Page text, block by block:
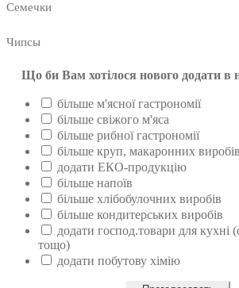
Семечки
Чипсы
Що би Вам хотілося нового додати в
більше м'ясної гастрономії
більше свіжого м'яса
більше рибної гастрономії
більше круп, макаронних виробів
додати ЕКО-продукцію
більше напоїв
більше хлібобулочних виробів
більше кондитерських виробів
додати господ.товари для кухні
тощо)
додати побутову хімію